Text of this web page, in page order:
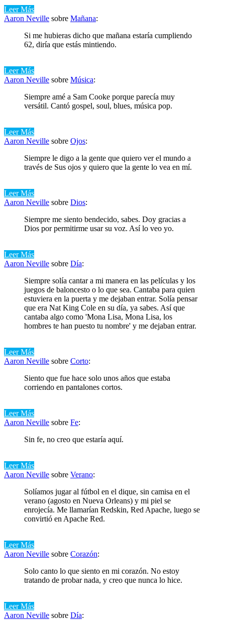
Leer Más
Aaron Neville sobre Mañana:
Si me hubieras dicho que mañana estaría cumpliendo
62, diría que estás mintiendo.
Leer Más
Aaron Neville sobre Música:
Siempre amé a Sam Cooke porque parecía muy
versátil. Cantó gospel, soul, blues, música pop.
Leer Más
Aaron Neville sobre Ojos:
Siempre le digo a la gente que quiero ver el mundo a
través de Sus ojos y quiero que la gente lo vea en mí.
Leer Más
Aaron Neville sobre Dios:
Siempre me siento bendecido, sabes. Doy gracias a
Dios por permitirme usar su voz. Así lo veo yo.
Leer Más
Aaron Neville sobre Día:
Siempre solía cantar a mi manera en las películas y los
juegos de baloncesto o lo que sea. Cantaba para quien
estuviera en la puerta y me dejaban entrar. Solía ​​pensar
que era Nat King Cole en su día, ya sabes. Así que
cantaba algo como 'Mona Lisa, Mona Lisa, los
hombres te han puesto tu nombre' y me dejaban entrar.
Leer Más
Aaron Neville sobre Corto:
Siento que fue hace solo unos años que estaba
corriendo en pantalones cortos.
Leer Más
Aaron Neville sobre Fe:
Sin fe, no creo que estaría aquí.
Leer Más
Aaron Neville sobre Verano:
Solíamos jugar al fútbol en el dique, sin camisa en el
verano (agosto en Nueva Orleans) y mi piel se
enrojecía. Me llamarían Redskin, Red Apache, luego se
convirtió en Apache Red.
Leer Más
Aaron Neville sobre Corazón:
Solo canto lo que siento en mi corazón. No estoy
tratando de probar nada, y creo que nunca lo hice.
Leer Más
Aaron Neville sobre Día: